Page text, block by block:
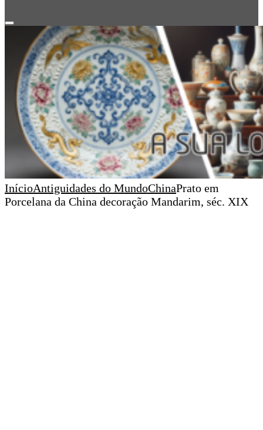
InícioAntiguidades do MundoChinaPrato em
Porcelana da China decoração Mandarim, séc. XIX